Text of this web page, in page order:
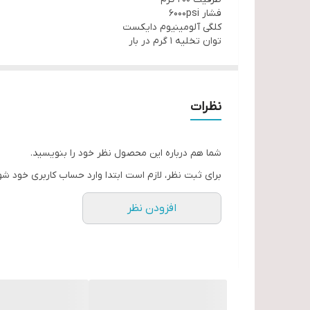
فشار 6000psi
کلگی آلومینیوم دایکست
توان تخلیه 1 گرم در بار
نظرات
شما هم درباره این محصول نظر خود را بنویسید.
برای ثبت نظر، لازم است ابتدا وارد حساب کاربری خود
افزودن نظر